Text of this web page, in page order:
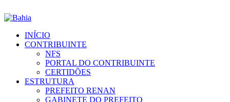
INÍCIO
CONTRIBUINTE
NFS
PORTAL DO CONTRIBUINTE
CERTIDÕES
ESTRUTURA
PREFEITO RENAN
GABINETE DO PREFEITO